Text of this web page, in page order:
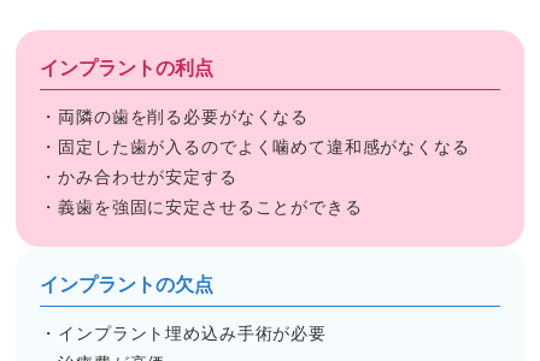
インプラントの利点
・両隣の歯を削る必要がなくなる
・固定した歯が入るのでよく噛めて違和感がなくなる
・かみ合わせが安定する
・義歯を強固に安定させることができる
インプラントの欠点
・インプラント埋め込み手術が必要